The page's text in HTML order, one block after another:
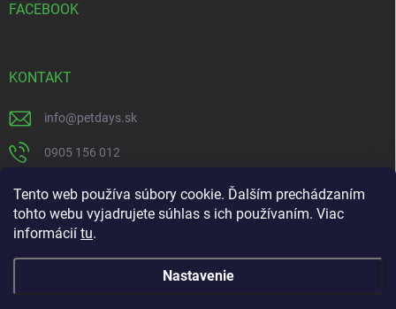
Tento web používa súbory cookie. Ďalším prechádzaním
tohto webu vyjadrujete súhlas s ich používaním. Viac
informácií tu.
Nastavenie
FACEBOOK
KONTAKT
info@petdays.sk
0905 156 012
PetDays